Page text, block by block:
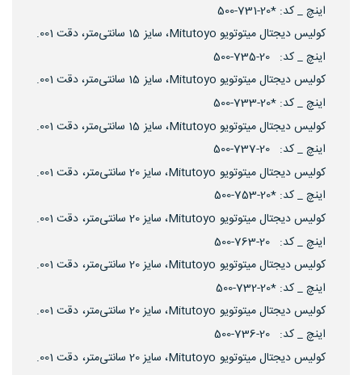
اینچ _ کد: *20-731-500
کولیس دیجتال میتوتویو Mitutoyo، سایز 15 سانتی‌متر، دقت 001.
اینچ _ کد: 20-735-500
کولیس دیجتال میتوتویو Mitutoyo، سایز 15 سانتی‌متر، دقت 001.
اینچ _ کد: *20-733-500
کولیس دیجتال میتوتویو Mitutoyo، سایز 15 سانتی‌متر، دقت 001.
اینچ _ کد: 20-737-500
کولیس دیجتال میتوتویو Mitutoyo، سایز 20 سانتی‌متر، دقت 001.
اینچ _ کد: *20-753-500
کولیس دیجتال میتوتویو Mitutoyo، سایز 20 سانتی‌متر، دقت 001.
اینچ _ کد: 20-763-500
کولیس دیجتال میتوتویو Mitutoyo، سایز 20 سانتی‌متر، دقت 001.
اینچ _ کد: *20-732-500
کولیس دیجتال میتوتویو Mitutoyo، سایز 20 سانتی‌متر، دقت 001.
اینچ _ کد: 20-736-500
کولیس دیجتال میتوتویو Mitutoyo، سایز 20 سانتی‌متر، دقت 001.